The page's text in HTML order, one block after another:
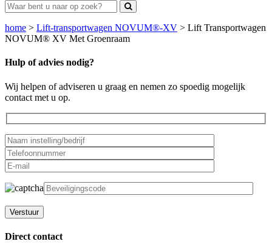
home > Lift-transportwagen NOVUM®-XV > Lift Transportwagen
NOVUM® XV Met Groenraam
Hulp of advies nodig?
Wij helpen of adviseren u graag en nemen zo spoedig mogelijk
contact met u op.
Direct contact